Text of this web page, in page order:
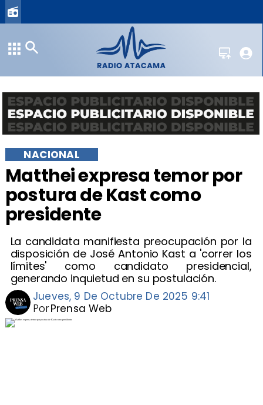
Matthei expresa temor por
postura de Kast como
presidente
La candidata manifiesta preocupación por la
disposición de José Antonio Kast a 'correr los
límites' como candidato presidencial,
generando inquietud en su postulación.
NACIONAL
Jueves, 9 De Octubre De 2025 9:41
Prensa Web
Por